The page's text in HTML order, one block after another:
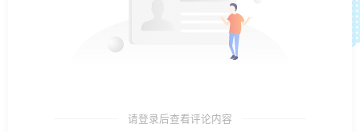
请登录后查看评论内容